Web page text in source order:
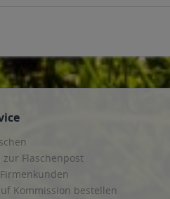
Flaschenpost
Kommission bestellen